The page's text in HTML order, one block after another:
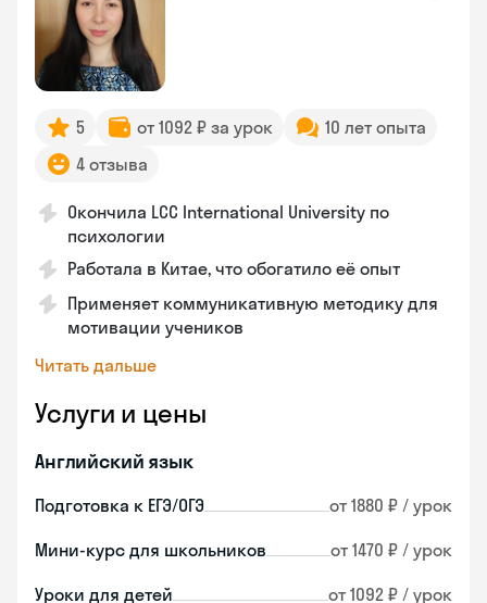
5 от 1092 ₽ за урок
10 лет опыта
4 отзыва
Окончила LCC International University по
психологии
Работала в Китае, что обогатило её опыт
Применяет коммуникативную методику для
мотивации учеников
Читать дальше
Услуги и цены
Английский язык
Подготовка к ЕГЭ/ОГЭ от 1880 ₽ / урок
Мини-курс для школьников от 1470 ₽ / урок
Уроки для детей от 1092 ₽ / урок